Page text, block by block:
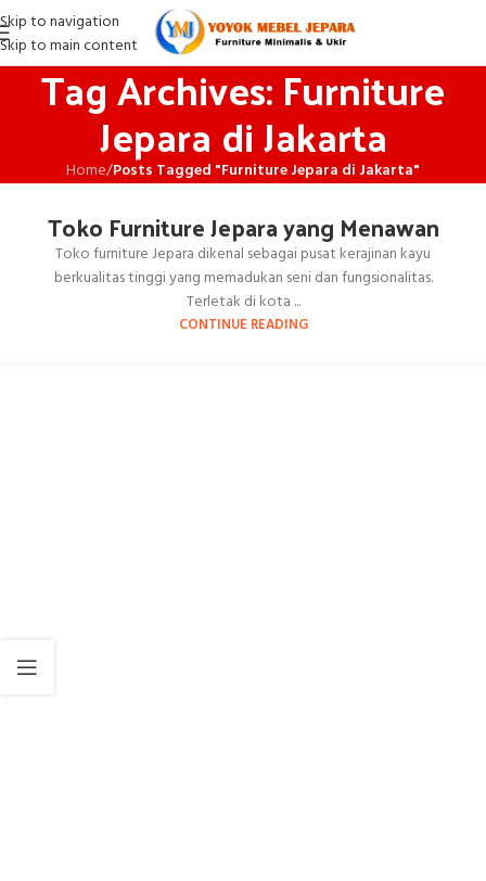
Skip to navigation
Skip to main content
Tag Archives: Furniture
Jepara di Jakarta
Home/Posts Tagged "Furniture Jepara di Jakarta"
Toko Furniture Jepara yang Menawan
Toko furniture Jepara dikenal sebagai pusat kerajinan kayu
berkualitas tinggi yang memadukan seni dan fungsionalitas.
Terletak di kota ...
CONTINUE READING